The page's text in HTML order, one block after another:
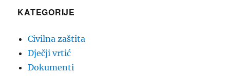
KATEGORIJE
Civilna zaštita
Dječji vrtić
Dokumenti